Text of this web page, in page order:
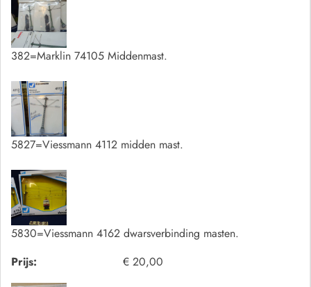
382=Marklin 74105 Middenmast.
5827=Viessmann 4112 midden mast.
5830=Viessmann 4162 dwarsverbinding masten.
Prijs:
€ 20,00